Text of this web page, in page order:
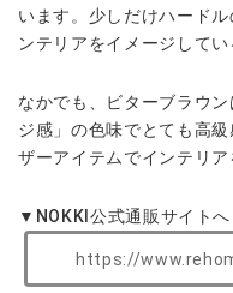
います。少しだけハード
ンテリアをイメージして
なかでも、ビターブラウ
ジ感」の色味でとても高
ザーアイテムでインテリア
▼NOKKI公式通販サイトへ
https://